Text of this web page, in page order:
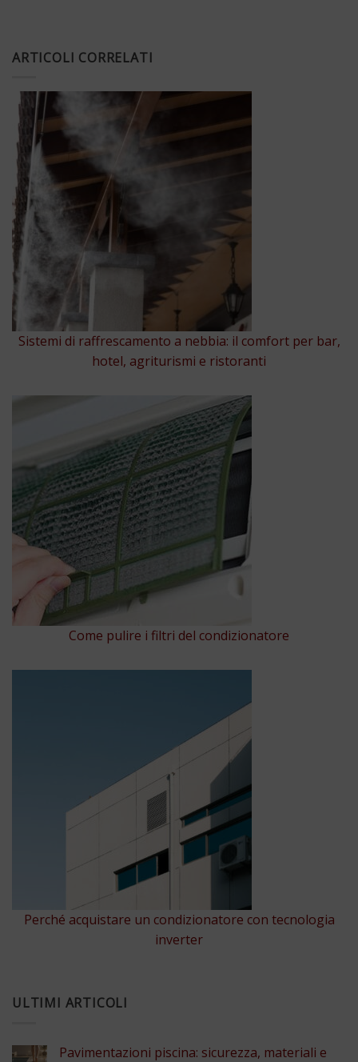
ARTICOLI CORRELATI
Sistemi di raffrescamento a nebbia: il comfort per bar,
hotel, agriturismi e ristoranti
Come pulire i filtri del condizionatore
Perché acquistare un condizionatore con tecnologia
inverter
ULTIMI ARTICOLI
Pavimentazioni piscina: sicurezza, materiali e